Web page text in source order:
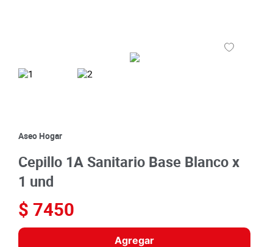
azucar
9.
queso
10. papa
Aseo Hogar
Cepillo 1A Sanitario Base Blanco x
1 und
$ 7450
Agregar